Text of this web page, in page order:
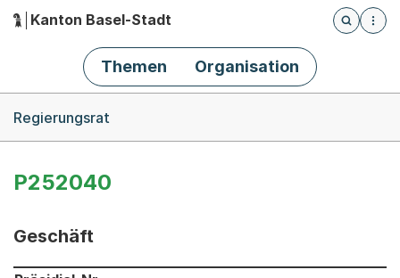
Hauptnavigation
Kanton Basel-Stadt
Öffnet
Themen Organisation
Regierungsrat
P252040
Geschäft